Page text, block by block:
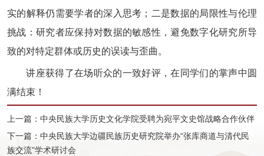
实的解释仍需要学者的深入思考；二是数据的局限性与伦理
挑战：研究者应保持对数据的敏感性，避免数字化研究所导
致的对特定群体或历史的误读与歪曲。
讲座获得了在场听众的一致好评，在同学们的掌声中圆
满结束！
上一篇：中央民族大学历史文化学院受聘为宛平文史馆战略合作伙伴
下一篇：中央民族大学边疆民族历史研究院举办“张库商道与清代民
族交流”学术研讨会